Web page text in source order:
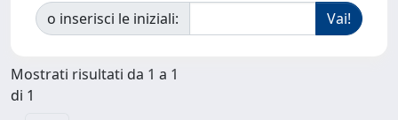
o inserisci le iniziali:
Mostrati risultati da 1 a 1
di 1